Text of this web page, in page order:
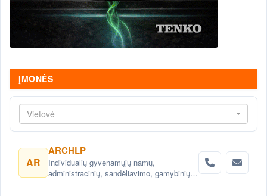
ĮMONĖS
Vietovė
AR
ARCHLP
Individualių gyvenamųjų namų,
administracinių, sandėliavimo, gamybinių